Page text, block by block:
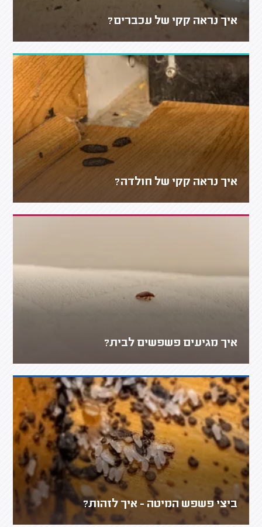
איך נראה קקי של עכברים?
איך נראה קקי של חולדה?
איך מגיעים פשפשים לבית?
ביצי פשפש המיטה - איך לזהות?